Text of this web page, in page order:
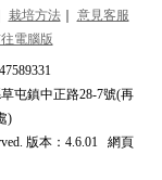
栽培方法｜ 意見客服
電腦版
屯鎮中正路28-7號(再
)
版本：4.6.01 網頁